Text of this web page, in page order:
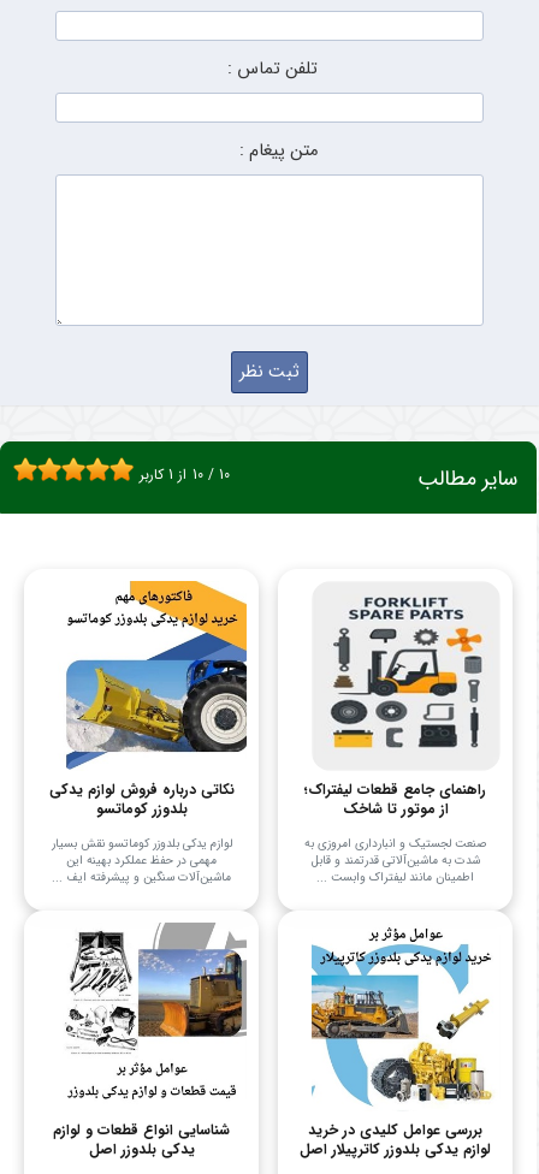
تلفن تماس :
متن پیغام :
سایر مطالب 10 / 10 از 1کاربر
راهنمای جامع قطعات لیفتراک؛
از موتور تا شاخک
صنعت لجستیک و انبارداری امروزی به
شدت به ماشین‌آلاتی قدرتمند و قابل
اطمینان مانند لیفتراک وابست ...
نکاتی درباره فروش لوازم یدکی
بلدوزر کوماتسو
لوازم یدکی بلدوزر کوماتسو نقش بسیار
مهمی در حفظ عملکرد بهینه این
ماشین‌آلات سنگین و پیشرفته ایف ...
بررسی عوامل کلیدی در خرید
لوازم یدکی بلدوزر کاترپیلار اصل
شناسایی انواع قطعات و لوازم
یدکی بلدوزر اصل